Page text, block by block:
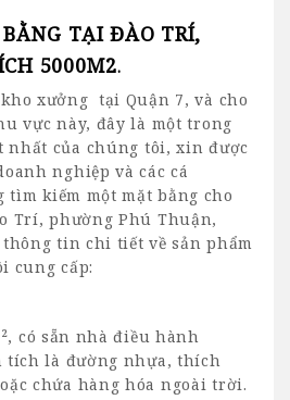
TẠI ĐÀO TRÍ,
5000M2.
xưởng tại Quận 7, và cho
vực này, đây là một trong
nhất của chúng tôi, xin được
nghiệp và các cá
tìm kiếm một mặt bằng cho
Trí, phường Phú Thuận,
tin chi tiết về sản phẩm
cung cấp:
có sẵn nhà điều hành
tích là đường nhựa, thích
chứa hàng hóa ngoài trời.